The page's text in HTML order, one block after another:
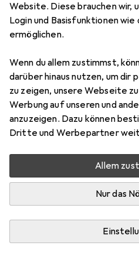
Website. Diese brauchen wir,
Login und Basisfunktionen wie
ermöglichen.
Wenn du allem zustimmst,
darüber hinaus nutzen, um
zu zeigen, unsere Webseite
Werbung auf unseren und
anzuzeigen. Dazu können
Dritte und Werbepartner
Allem
Nur das
BeezteesSerpa
Preis in EUR inkl. MwSt.
EUR
41,90
18
Bewertungen
Zwischen Di, 18.8. und Fr,
Mehr als 10 Stück an
Benachrichtigen, wenn
Lieferort angeben für